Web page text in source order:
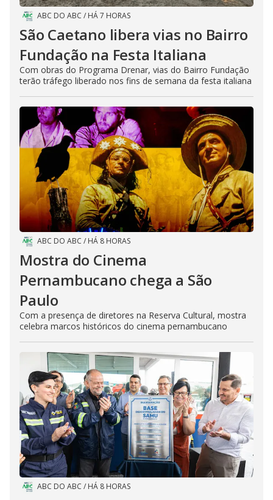
ABC DO ABC / HÁ 7 HORAS
São Caetano libera vias no Bairro
Fundação na Festa Italiana
Com obras do Programa Drenar, vias do Bairro Fundação
terão tráfego liberado nos fins de semana da festa italiana
ABC DO ABC / HÁ 8 HORAS
Mostra do Cinema
Pernambucano chega a São
Paulo
Com a presença de diretores na Reserva Cultural, mostra
celebra marcos históricos do cinema pernambucano
ABC DO ABC / HÁ 8 HORAS